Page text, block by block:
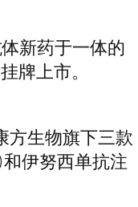
新药于一体的
牌上市。
方生物旗下三款
伊努西单抗注